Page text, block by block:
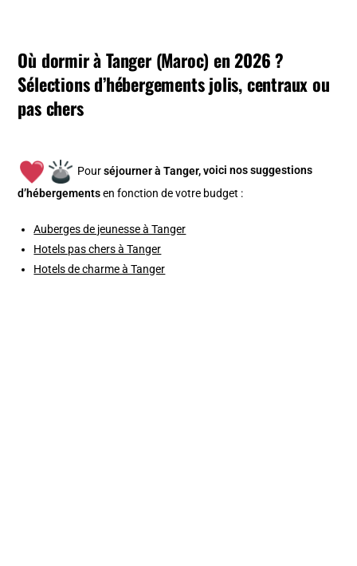
Où dormir à Tanger (Maroc) en 2026 ?
Sélections d’hébergements jolis, centraux ou
pas chers
Pourséjourner à Tanger, voici nos suggestions
d’hébergementsen fonction de votre budget :
Auberges de jeunesse à Tanger
Hotels pas chers à Tanger
Hotels de charme à Tanger